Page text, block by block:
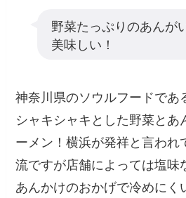
野菜たっぷりのあんが
美味しい！
神奈川県のソウルフードであ
シャキシャキとした野菜とあ
ーメン！横浜が発祥と言われ
流ですが店舗によっては塩味
あんかけのおかげで冷めにく